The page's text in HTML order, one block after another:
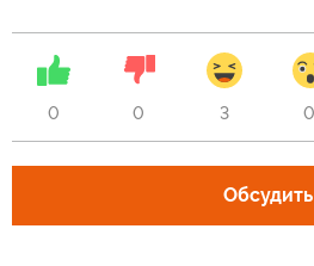
0 0 3 0
Обсудить